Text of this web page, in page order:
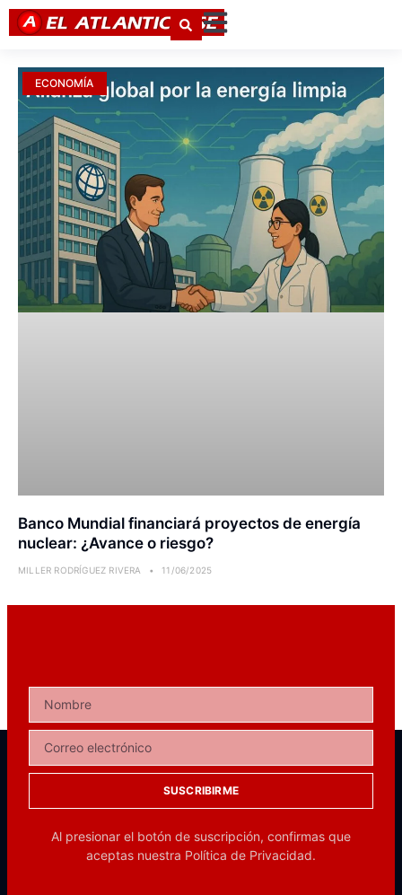
ECONOMÍA
Banco Mundial financiará proyectos de energía
nuclear: ¿Avance o riesgo?
MILLER RODRÍGUEZ RIVERA 11/06/2025
SUSCRIBIRME
Al presionar el botón de suscripción, confirmas que
aceptas nuestra Política de Privacidad.